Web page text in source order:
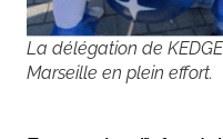
La délégation de KEDGE
Marseille en plein effort.